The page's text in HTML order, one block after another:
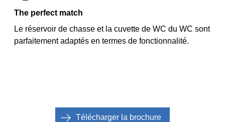
The perfect match
Le réservoir de chasse et la cuvette de WC du WC sont
parfaitement adaptés en termes de fonctionnalité.
Télécharger la brochure